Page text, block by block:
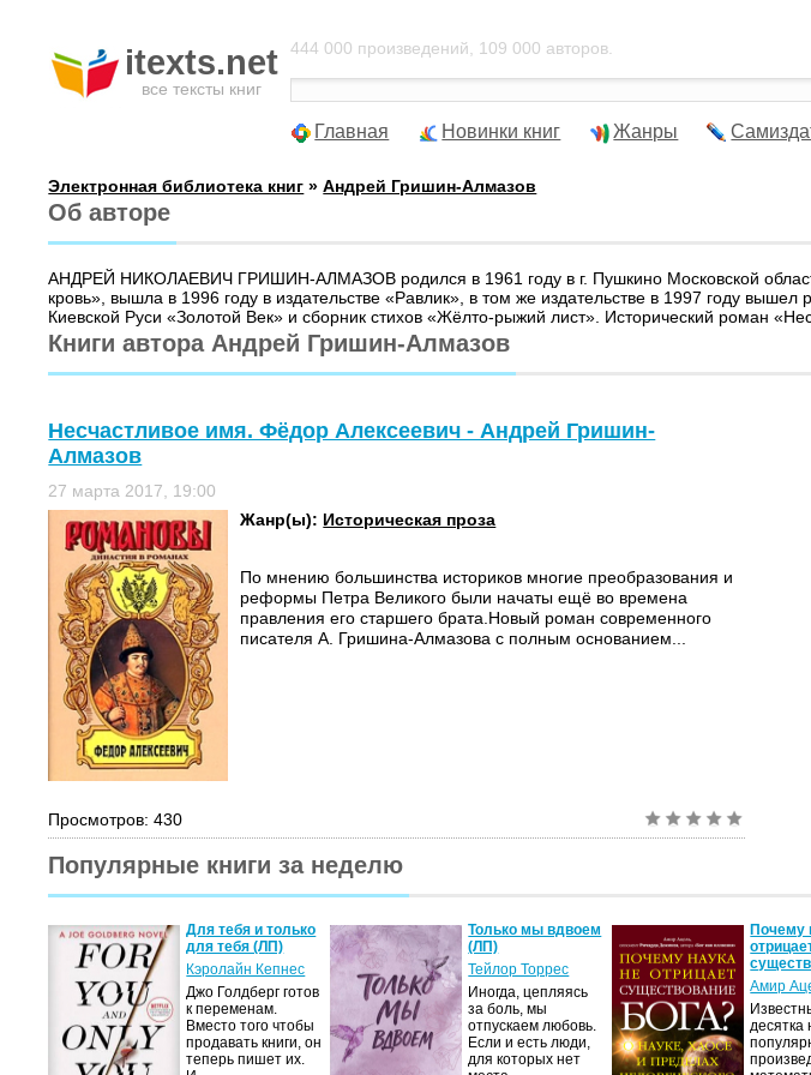
itexts.net
все тексты книг
444 000 произведений, 109 000 авторов.
Главная Новинки книг Жанры
Электронная библиотека книг »Андрей Гришин-Алмазов
Об авторе
АНДРЕЙ НИКОЛАЕВИЧ ГРИШИН-АЛМАЗОВ родился в 1961 году в г. Пушкино Московской
кровь», вышла в 1996 году в издательстве «Равлик», в том же издательстве в 1997 году
Киевской Руси «Золотой Век» и сборник стихов «Жёлто-рыжий лист». Исторический роман
Книги автора Андрей Гришин-Алмазов
Несчастливое имя. Фёдор Алексеевич - Андрей Гришин-
Алмазов
27 марта 2017, 19:00
Жанр(ы): Историческая проза
По мнению большинства историков многие преобразования и
реформы Петра Великого были начаты ещё во времена
правления его старшего брата.Новый роман современного
писателя А. Гришина-Алмазова с полным основанием...
Просмотров: 430
Популярные книги за неделю
Для тебя и только
для тебя (ЛП)
Кэролайн Кепнес
Джо Голдберг готов
к переменам.
Вместо того чтобы
продавать книги, он
теперь пишет их.
Только мы вдвоем
(ЛП)
Тейлор Торрес
Иногда, цепляясь
за боль, мы
отпускаем любовь.
Если и есть люди,
для которых нет
Почему
Амир
десятка